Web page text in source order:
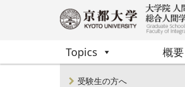
Topics 概要
受験生の方へ